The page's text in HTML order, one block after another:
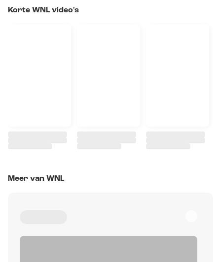
Korte WNL video's
Meer van WNL